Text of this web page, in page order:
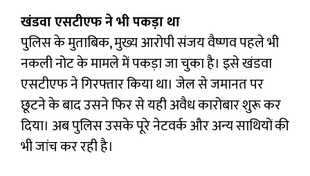
खंडवा एसटीएफ ने भी पकड़ा था
पुलिस के मुताबिक, मुख्य आरोपी संजय वैष्णव पहले भी
नकली नोट के मामले में पकड़ा जा चुका है। इसे खंडवा
एसटीएफ ने गिरफ्तार किया था। जेल से जमानत पर
छूटने के बाद उसने फिर से यही अवैध कारोबार शुरू कर
दिया। अब पुलिस उसके पूरे नेटवर्क और अन्य साथियों की
भी जांच कर रही है।